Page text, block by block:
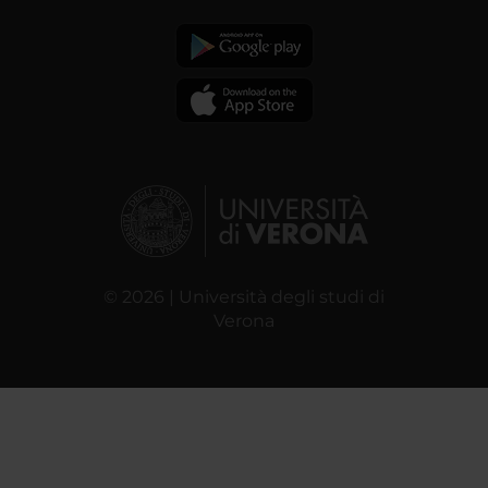
© 2026 | Università degli studi di
Verona